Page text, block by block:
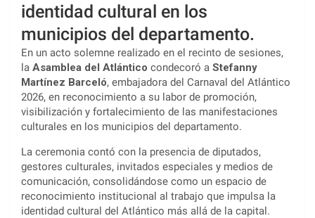
identidad cultural en los
municipios del departamento.
En un acto solemne realizado en el recinto de sesiones,
la Asamblea del Atlántico condecoró a Stefanny
Martínez Barceló, embajadora del Carnaval del Atlántico
2026, en reconocimiento a su labor de promoción,
visibilización y fortalecimiento de las manifestaciones
culturales en los municipios del departamento.
La ceremonia contó con la presencia de diputados,
gestores culturales, invitados especiales y medios de
comunicación, consolidándose como un espacio de
reconocimiento institucional al trabajo que impulsa la
identidad cultural del Atlántico más allá de la capital.